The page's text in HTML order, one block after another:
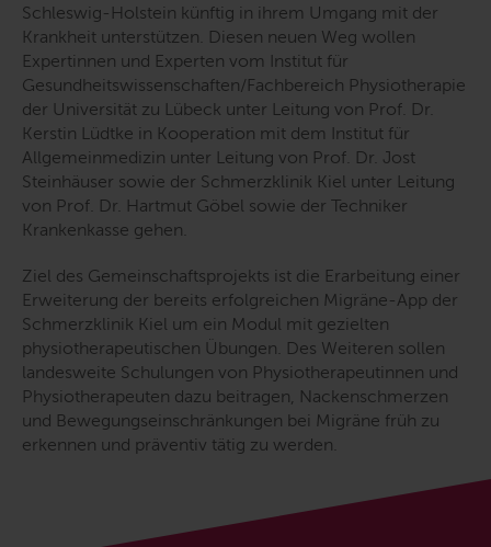
Schleswig-Holstein künftig in ihrem Umgang mit der
Krankheit unterstützen. Diesen neuen Weg wollen
Expertinnen und Experten vom Institut für
Gesundheitswissenschaften/Fachbereich Physiotherapie
der Universität zu Lübeck unter Leitung von Prof. Dr.
Kerstin Lüdtke in Kooperation mit dem Institut für
Allgemeinmedizin unter Leitung von Prof. Dr. Jost
Steinhäuser sowie der Schmerzklinik Kiel unter Leitung
von Prof. Dr. Hartmut Göbel sowie der Techniker
Krankenkasse gehen.
Ziel des Gemeinschaftsprojekts ist die Erarbeitung einer
Erweiterung der bereits erfolgreichen Migräne-App der
Schmerzklinik Kiel um ein Modul mit gezielten
physiotherapeutischen Übungen. Des Weiteren sollen
landesweite Schulungen von Physiotherapeutinnen und
Physiotherapeuten dazu beitragen, Nackenschmerzen
und Bewegungseinschränkungen bei Migräne früh zu
erkennen und präventiv tätig zu werden.